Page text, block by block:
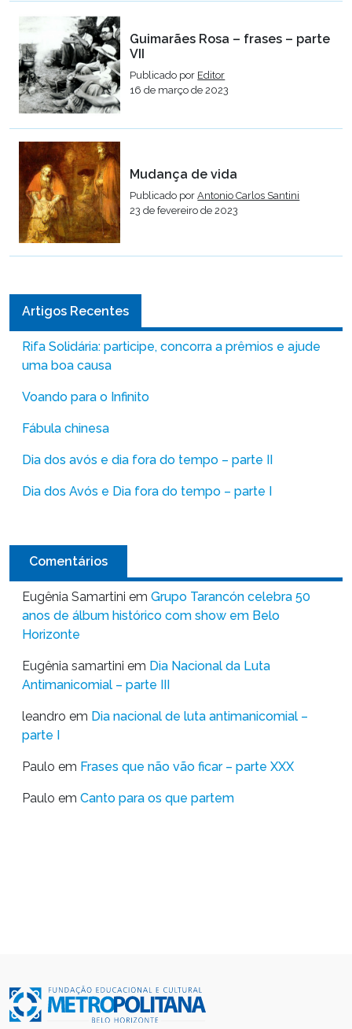
Guimarães Rosa – frases – parte
VII
Publicado por Editor
16 de março de 2023
Mudança de vida
Publicado porAntonio Carlos Santini
23 de fevereiro de 2023
Artigos Recentes
Rifa Solidária: participe, concorra a prêmios e ajude
uma boa causa
Voando para o Infinito
Fábula chinesa
Dia dos avós e dia fora do tempo – parte II
Dia dos Avós e Dia fora do tempo – parte I
Comentários
Eugênia Samartini em Grupo Tarancón celebra 50
anos de álbum histórico com show em Belo
Horizonte
Eugênia samartini em Dia Nacional da Luta
Antimanicomial – parte III
leandro em Dia nacional de luta antimanicomial –
parte I
Paulo em Frases que não vão ficar – parte XXX
Paulo em Canto para os que partem